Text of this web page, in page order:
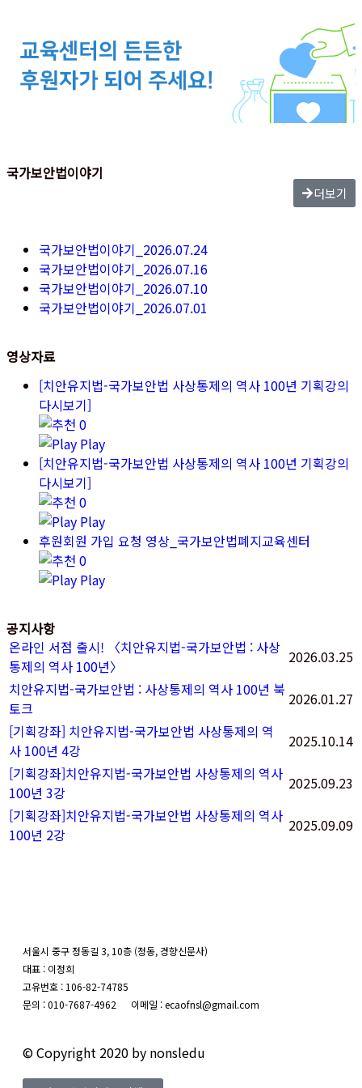
국가보안법이야기
더보기
국가보안법이야기_2026.07.24
국가보안법이야기_2026.07.16
국가보안법이야기_2026.07.10
국가보안법이야기_2026.07.01
영상자료
[치안유지법-국가보안법 사상통제의 역사 100년 기획강의
다시보기]
0
Play
[치안유지법-국가보안법 사상통제의 역사 100년 기획강의
다시보기]
0
Play
후원회원 가입 요청 영상_국가보안법폐지교육센터
0
Play
공지사항
온라인 서점 출시! 〈치안유지법-국가보안법 : 사상
통제의 역사 100년〉
2026.03.25
치안유지법-국가보안법 : 사상통제의 역사 100년 북
토크
2026.01.27
[기획강좌] 치안유지법-국가보안법 사상통제의 역
사 100년 4강
2025.10.14
[기획강좌]치안유지법-국가보안법 사상통제의 역사
100년 3강
2025.09.23
[기획강좌]치안유지법-국가보안법 사상통제의 역사
100년 2강
2025.09.09
서울시 중구 정동길 3, 10층 (정동, 경향신문사)
대표 : 이정희
고유번호 : 106-82-74785
문의 : 010-7687-4962 이메일 : ecaofnsl@gmail.com
© Copyright 2020 by nonsledu